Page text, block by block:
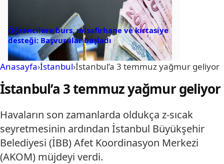
Öğrencilere burs, misafirhane ve kırtasiye
desteği: Başvurular başladı
Anasayfa›İstanbul›İstanbul’a 3 temmuz yağmur geliyor
İstanbul’a 3 temmuz yağmur geliyor
Havaların son zamanlarda oldukça z-sıcak
seyretmesinin ardından İstanbul Büyükşehir
Belediyesi (İBB) Afet Koordinasyon Merkezi
(AKOM) müjdeyi verdi.